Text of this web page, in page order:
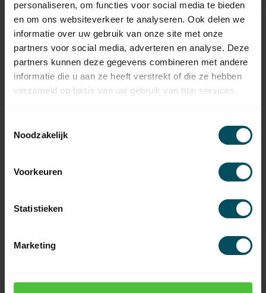
personaliseren, om functies voor social media te bieden
en om ons websiteverkeer te analyseren. Ook delen we
informatie over uw gebruik van onze site met onze
partners voor social media, adverteren en analyse. Deze
partners kunnen deze gegevens combineren met andere
informatie die u aan ze heeft verstrekt of die ze hebben
verzameld op basis van uw gebruik van hun services.
Noodzakelijk
Voorkeuren
Statistieken
Marketing
Fernsteuerung 4-
Fernsteuerung 4-